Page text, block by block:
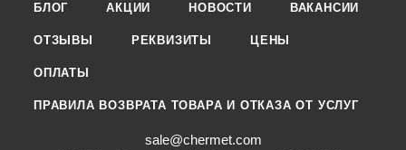
БЛОГ АКЦИИ НОВОСТИ ВАКАНСИИ
ОТЗЫВЫ РЕКВИЗИТЫ ЦЕНЫ
ОПЛАТЫ
ПРАВИЛА ВОЗВРАТА ТОВАРА И ОТКАЗА ОТ УСЛУГ
sale@chermet.com